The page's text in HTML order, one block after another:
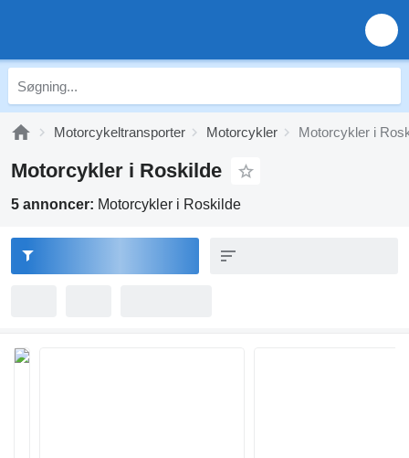
Motorcykeltransporter Motorcykler Motorcykler i
Motorcykler i Roskilde
5 annoncer: Motorcykler i Roskilde